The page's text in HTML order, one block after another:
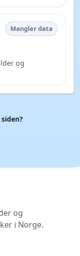
Mangler data
og
og
i Norge.